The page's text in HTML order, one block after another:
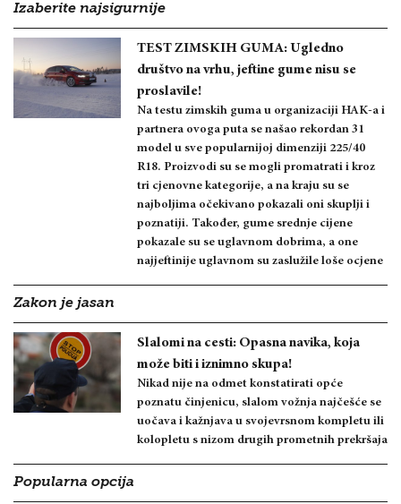
Izaberite najsigurnije
TEST ZIMSKIH GUMA: Ugledno
društvo na vrhu, jeftine gume nisu se
proslavile!
Na testu zimskih guma u organizaciji HAK-a i
partnera ovoga puta se našao rekordan 31
model u sve popularnijoj dimenziji 225/40
R18. Proizvodi su se mogli promatrati i kroz
tri cjenovne kategorije, a na kraju su se
najboljima očekivano pokazali oni skuplji i
poznatiji. Također, gume srednje cijene
pokazale su se uglavnom dobrima, a one
najjeftinije uglavnom su zaslužile loše ocjene
Zakon je jasan
Slalomi na cesti: Opasna navika, koja
može biti i iznimno skupa!
Nikad nije na odmet konstatirati opće
poznatu činjenicu, slalom vožnja najčešće se
uočava i kažnjava u svojevrsnom kompletu ili
kolopletu s nizom drugih prometnih prekršaja
Popularna opcija